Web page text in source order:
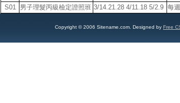
S01 男子理髮丙級檢定證照班 3/14.21.28 4/11.18 5/2.9 每
Copyright © 2006 Sitename.com. Designed by Free